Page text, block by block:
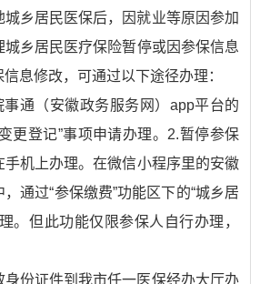
乡居民医保后，因就业等原因参加
乡居民医疗保险暂停或因参保信息
息修改，可通过以下途径办理：
通（安徽政务服务网）app平台的
更登记”事项申请办理。2.暂停参保
机上办理。在微信小程序里的安徽
通过“参保缴费”功能区下的“城乡居
。但此功能仅限参保人自行办理，
身份证件到我市任一医保经办大厅办